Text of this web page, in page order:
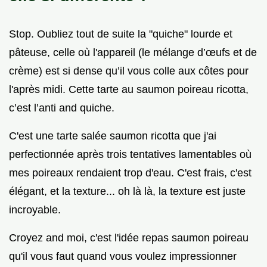
Stop. Oubliez tout de suite la "quiche" lourde et
pâteuse, celle où l'appareil (le mélange d’œufs et de
crème) est si dense qu’il vous colle aux côtes pour
l'après midi. Cette tarte au saumon poireau ricotta,
c’est l’anti and quiche.
C'est une tarte salée saumon ricotta que j'ai
perfectionnée après trois tentatives lamentables où
mes poireaux rendaient trop d'eau. C'est frais, c'est
élégant, et la texture... oh là là, la texture est juste
incroyable.
Croyez and moi, c'est l'idée repas saumon poireau
qu'il vous faut quand vous voulez impressionner